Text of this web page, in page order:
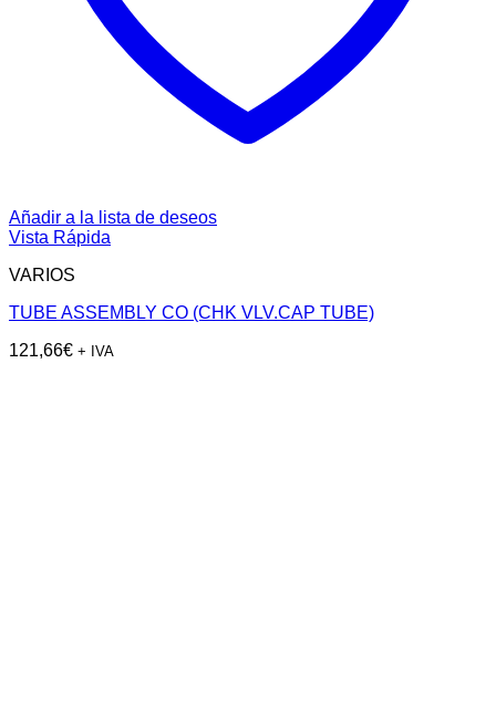
Añadir a la lista de deseos
Vista Rápida
VARIOS
TUBE ASSEMBLY CO (CHK VLV.CAP TUBE)
121,66€ + IVA